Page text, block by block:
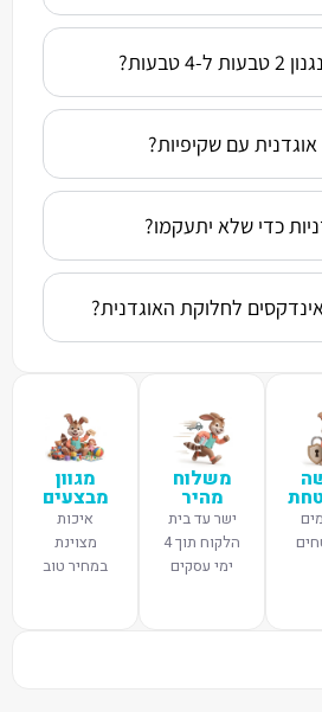
עם שקיפיות?
כדי שלא יתעקמו?
לחלוקת האוגדנית?
משלוח
מהיר
ישר עד בית
הלקוח תוך 4
ימי עסקים
מגוון
מבצעים
איכות
מצוינת
במחיר טוב